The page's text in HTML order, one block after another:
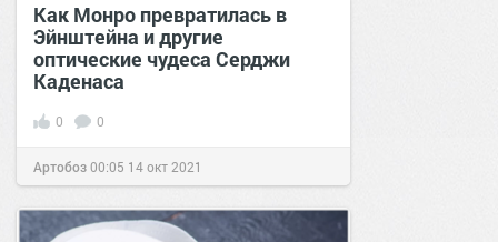
Как Монро превратилась в
Эйнштейна и другие
оптические чудеса Серджи
Каденаса
0 0
Артобоз00:05 14 окт 2021